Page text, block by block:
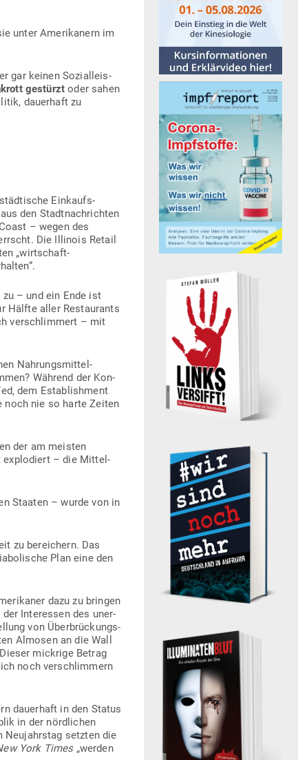
unter Ame­ri­kanern im
gar keinen Sozi­al­leis­
gestürzt oder sahen
dau­erhaft zu
Ein­kaufs­
den Stadt­nach­richten
– wegen des
Die Illinois Retail
„wirt­schaft­
– und ein Ende ist
Hälfte aller Restau­rants
ver­schlimmert – mit
Nah­rungs­mit­tel­
Während der Kon­
dem Estab­lishment
noch nie so harte Zeiten
der am meisten
explo­diert – die Mit­tel­
Staaten – wurde von in
zu berei­chern. Das
Plan eine den
dazu zu bringen
der Inter­essen des uner­
von Über­brü­ckungs­
Almosen an die Wall
mickrige Betrag
noch ver­schlimmern
dau­erhaft in den Status
in der nörd­lichen
Neu­jahrstag setzten die
York Times„werden